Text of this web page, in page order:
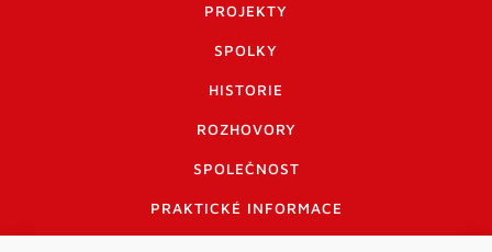
PROJEKTY
SPOLKY
HISTORIE
ROZHOVORY
SPOLEČNOST
PRAKTICKÉ INFORMACE